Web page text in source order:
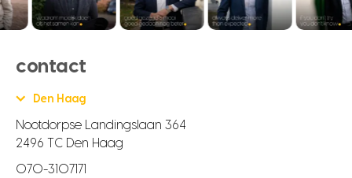
contact
Den Haag
Nootdorpse Landingslaan 364
2496 TC Den Haag
070-3107171